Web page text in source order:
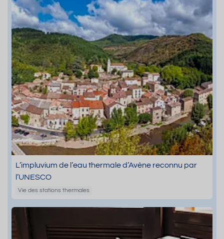
L’impluvium de l’eau thermale d’Avène reconnu par
l’UNESCO
Vie des stations thermales